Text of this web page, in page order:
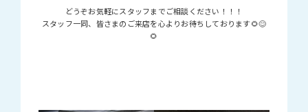
どうぞお気軽にスタッフまでご相談ください！！！
スタッフ一同、皆さまのご来店を心よりお待ちしております🌻😊
🌻